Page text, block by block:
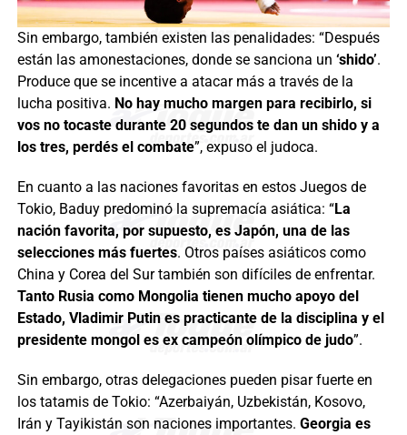
Sin embargo, también existen las penalidades: “Después
están las amonestaciones, donde se sanciona un ‘shido’.
Produce que se incentive a atacar más a través de la
lucha positiva. No hay mucho margen para recibirlo, si
vos no tocaste durante 20 segundos te dan un shido y a
los tres, perdés el combate”, expuso el judoca.
En cuanto a las naciones favoritas en estos Juegos de
Tokio, Baduy predominó la supremacía asiática: “La
nación favorita, por supuesto, es Japón, una de las
selecciones más fuertes. Otros países asiáticos como
China y Corea del Sur también son difíciles de enfrentar.
Tanto Rusia como Mongolia tienen mucho apoyo del
Estado, Vladimir Putin es practicante de la disciplina y el
presidente mongol es ex campeón olímpico de judo”.
Sin embargo, otras delegaciones pueden pisar fuerte en
los tatamis de Tokio: “Azerbaiyán, Uzbekistán, Kosovo,
Irán y Tayikistán son naciones importantes. Georgia es